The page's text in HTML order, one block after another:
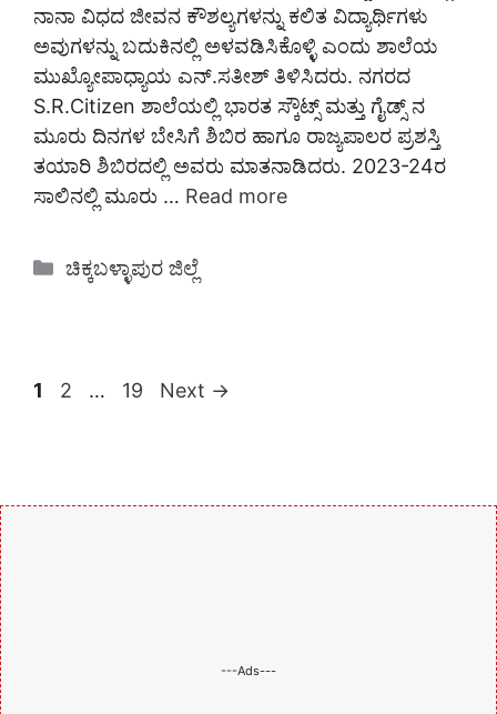
ನಾನಾ ವಿಧದ ಜೀವನ ಕೌಶಲ್ಯಗಳನ್ನು ಕಲಿತ ವಿದ್ಯಾರ್ಥಿಗಳು
ಅವುಗಳನ್ನು ಬದುಕಿನಲ್ಲಿ ಅಳವಡಿಸಿಕೊಳ್ಳಿ ಎಂದು ಶಾಲೆಯ
ಮುಖ್ಯೋಪಾಧ್ಯಾಯ ಎನ್.ಸತೀಶ್ ತಿಳಿಸಿದರು. ನಗರದ
S‌.R.Citizen ಶಾಲೆಯಲ್ಲಿ ಭಾರತ ಸ್ಕೌಟ್ಸ್ ಮತ್ತು ಗೈಡ್ಸ್ ನ
ಮೂರು ದಿನಗಳ ಬೇಸಿಗೆ ಶಿಬಿರ ಹಾಗೂ ರಾಜ್ಯಪಾಲರ ಪ್ರಶಸ್ತಿ
ತಯಾರಿ ಶಿಬಿರದಲ್ಲಿ ಅವರು ಮಾತನಾಡಿದರು. 2023-24ರ
ಸಾಲಿನಲ್ಲಿ ಮೂರು … Read more
Categories
ಚಿಕ್ಕಬಳ್ಳಾಪುರ ಜಿಲ್ಲೆ
Page
1 Page
2 … Page
19 Next →
---Ads---